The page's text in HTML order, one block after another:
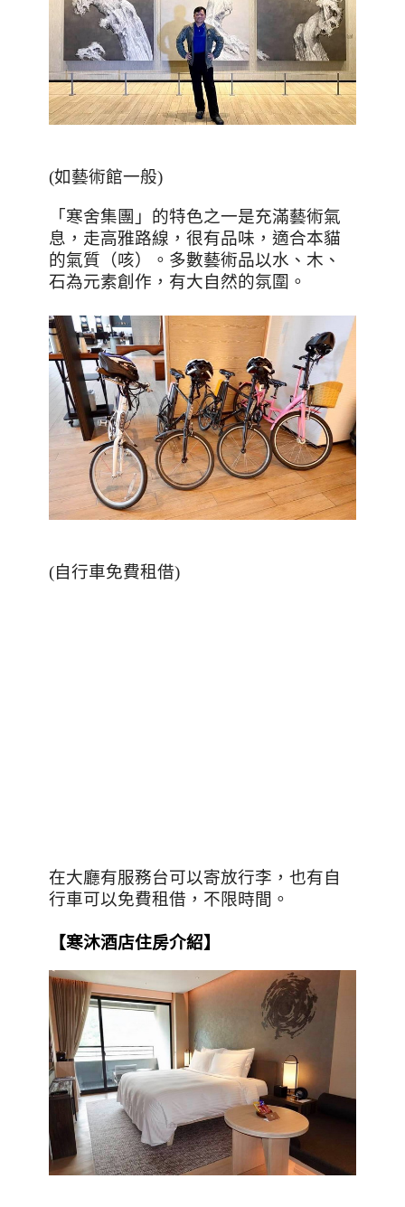
(如藝術館一般)
「寒舍集團」的特色之一是充滿藝術氣
息，走高雅路線，很有品味，適合本貓
的氣質（咳）。多數藝術品以水、木、
石為元素創作，有大自然的氛圍。
(自行車免費租借)
在大廳有服務台可以寄放行李，也有自
行車可以免費租借，不限時間。
【寒沐酒店住房介紹】